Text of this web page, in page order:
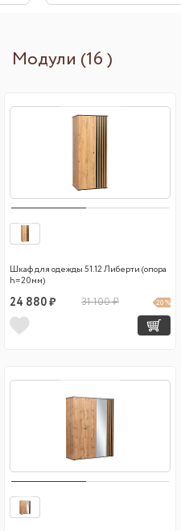
Модули (16 )
Шкаф для одежды 51.12 Либерти (опора
h=20мм)
24 880 ₽ 31 100 ₽ 20 %